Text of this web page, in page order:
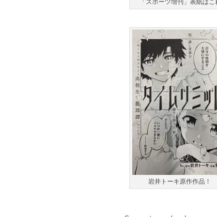
「スポーツ増刊」表紙はこ
岩井トーキ原作作品！